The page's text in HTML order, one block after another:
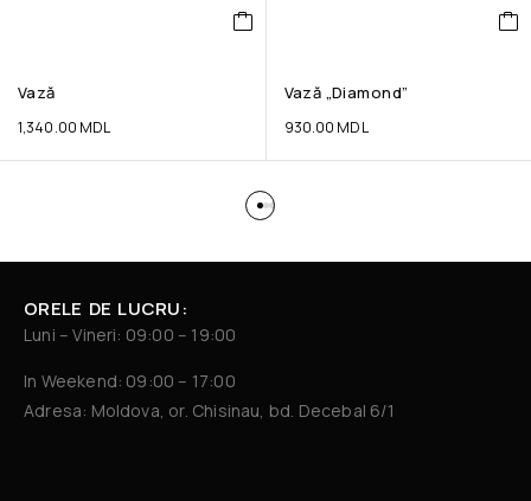
Vază
1,340.00 MDL
Vază „Diamond”
930.00 MDL
ORELE DE LUCRU:
Luni – Vineri: 09:00 – 19:00
In Weekend: 09:00 – 17:00
Adresa: Moldova, or. Chisinau, bd. Decebal 6/1